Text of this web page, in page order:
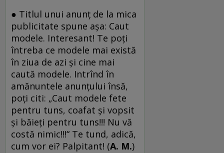
● Titlul unui anunț de la mica
publicitate spune așa: Caut
modele. Interesant! Te poți
întreba ce modele mai există
în ziua de azi și cine mai
caută modele. Intrînd în
amănuntele anunțului însă,
poți citi: „Caut modele fete
pentru tuns, coafat și vopsit
și băieți pentru tuns!!! Nu vă
costă nimic!!!“ Te tund, adică,
cum vor ei? Palpitant! (A. M.)